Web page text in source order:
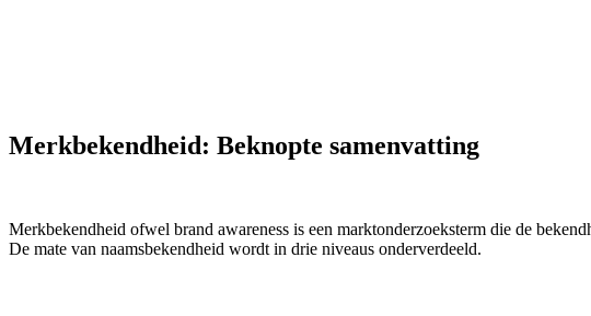
Merkbekendheid: Beknopte samenvatting
Merkbekendheid ofwel brand awareness is een marktonderzoeksterm die de
De mate van naamsbekendheid wordt in drie niveaus onderverdeeld.